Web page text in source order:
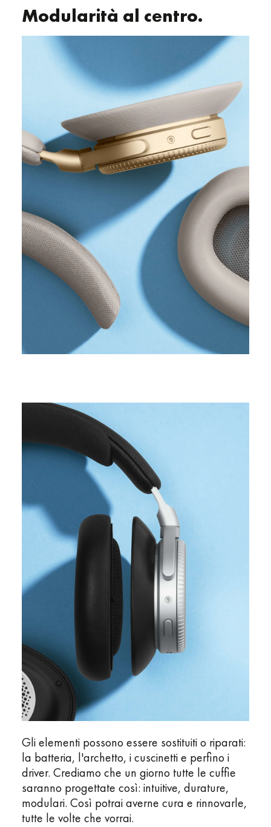
Modularità al centro.
Gli elementi possono essere sostituiti o riparati:
la batteria, l'archetto, i cuscinetti e perfino i
driver. Crediamo che un giorno tutte le cuffie
saranno progettate così: intuitive, durature,
modulari. Così potrai averne cura e rinnovarle,
tutte le volte che vorrai.